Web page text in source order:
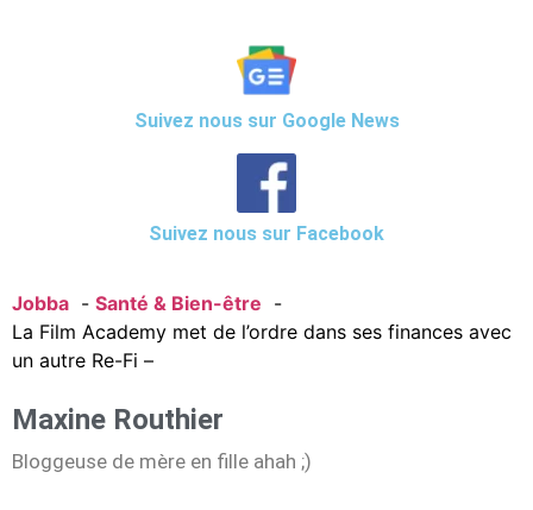
Suivez nous sur Google News
Suivez nous sur Facebook
Jobba
Santé & Bien-être
La Film Academy met de l’ordre dans ses finances avec
un autre Re-Fi –
Maxine Routhier
Bloggeuse de mère en fille ahah ;)